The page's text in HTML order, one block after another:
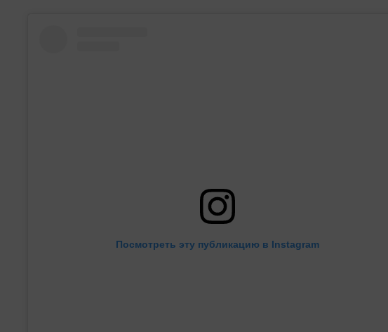
Посмотреть эту публикацию в Instagram